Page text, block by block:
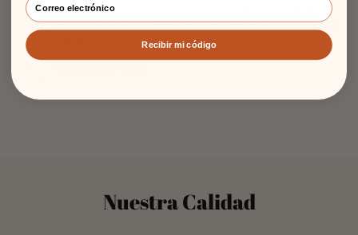
es realizar el pedido
antes del martes a las 9:00
de la mañana o antes del viernes a las 9:00 de la
Nuestra Calidad
Recibir mi código